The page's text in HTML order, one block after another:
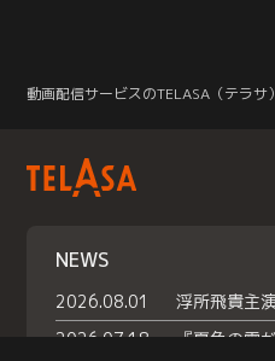
動画配信サービスのTELASA（テラサ）
NEWS
2026.08.01
2026.07.18